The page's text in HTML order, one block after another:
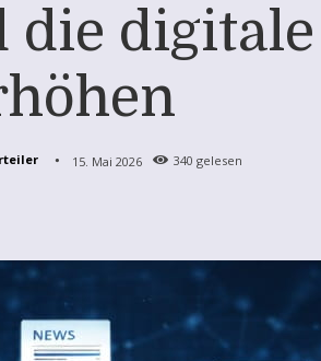
15. Mai 2026 340 gelesen